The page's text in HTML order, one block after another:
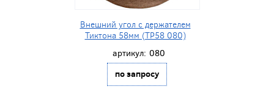
Внешний угол с держателем
Тиктона 58мм (ТР58 080)
артикул: 080
по запросу